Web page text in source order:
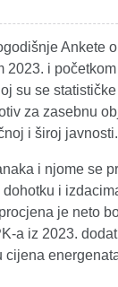
Ankete
i
su se
za zasebnu
i široj javnosti.
i njome se
i
je neto
a iz 2023.